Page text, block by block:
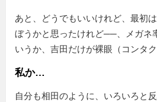
あと、どうでもいいけれど、最初
ぼうかと思ったけれど──、メガネ
いうか、吉田だけが裸眼（コンタク
私か…
自分も相田のように、いろいろと